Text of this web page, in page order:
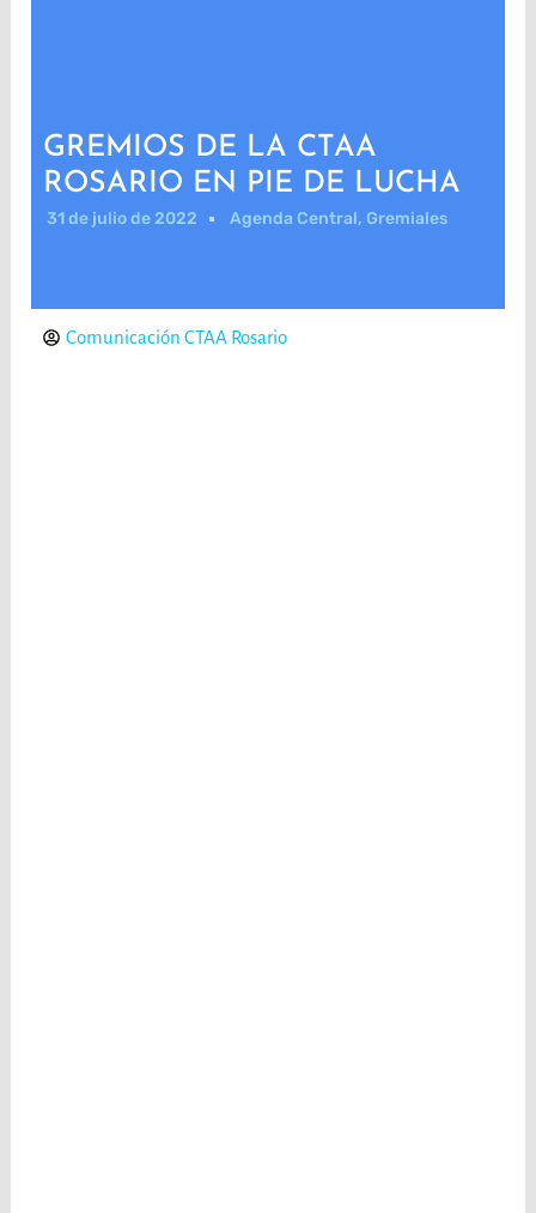
GREMIOS DE LA CTAA
ROSARIO EN PIE DE LUCHA
31 de julio de 2022 Agenda Central, Gremiales
Comunicación CTAA Rosario